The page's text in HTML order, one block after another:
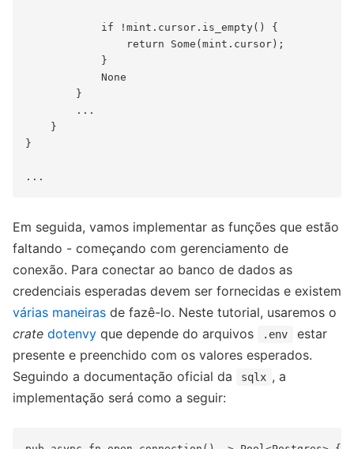
            if !mint.cursor.is_empty() {
                return Some(mint.cursor);
            }
            None
        }
        ...
    }
}
Em seguida, vamos implementar as funções que estão
faltando - começando com gerenciamento de
conexão. Para conectar ao banco de dados as
credenciais esperadas devem ser fornecidas e existem
várias maneiras de fazê-lo. Neste tutorial, usaremos o
crate dotenvy que depende do arquivos .env
estar
presente e preenchido com os valores esperados.
Seguindo a documentação oficial da
sqlx , a
implementação será como a seguir: